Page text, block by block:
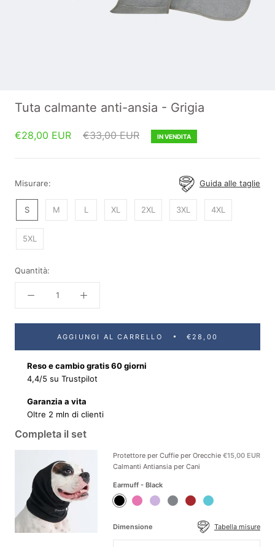
Tuta calmante anti-ansia - Grigia
€28,00 EUR €33,00 EUR IN VENDITA
Misurare: Guida alle taglie
S M L XL 2XL 3XL 4XL
5XL
Quantità:
AGGIUNGI AL CARRELLO €28,00
Reso e cambio gratis 60 giorni
4,4/5 su Trustpilot
Garanzia a vita
Oltre 2 mln di clienti
Completa il set
Protettore per Cuffie per Orecchie
Calmanti Antiansia per Cani
€15,00 EUR
Earmuff - Black
Earmuff
Black
Earmuff
Pink
EarmuffEarmuffEarmuffEarmuff
Teal
Dimensione Tabella misure